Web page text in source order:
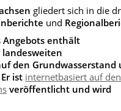
gliedert sich in die
und
Angebots enthält
den Grundwasserstand
ist internetbasiert auf den
veröffentlicht und wird